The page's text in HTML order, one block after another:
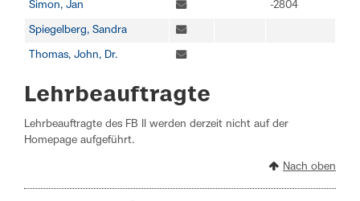
Simon, Jan -2804
Spiegelberg, Sandra
Thomas, John, Dr.
Lehrbeauftragte
Lehrbeauftragte des FB II werden derzeit nicht auf der
Homepage aufgeführt.
Nach oben